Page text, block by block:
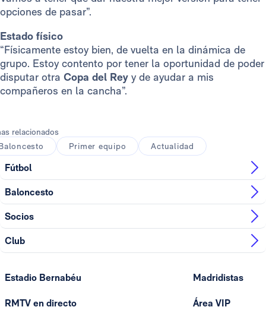
opciones de pasar”.
Estado físico
“Físicamente estoy bien, de vuelta en la dinámica de
grupo. Estoy contento por tener la oportunidad de poder
disputar otra Copa del Rey y de ayudar a mis
compañeros en la cancha”.
relacionados
Primer equipo Actualidad
Fútbol
Baloncesto
Socios
Club
Estadio Bernabéu
RMTV en directo
Madridistas
Área VIP